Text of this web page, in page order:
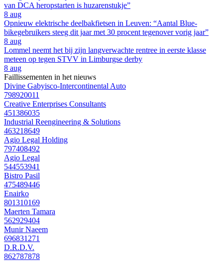
van DCA heropstarten is huzarenstukje”
8 aug
Opnieuw elektrische deelbakfietsen in Leuven: “Aantal Blue-
bikegebruikers steeg dit jaar met 30 procent tegenover vorig jaar”
8 aug
Lommel neemt het bij zijn langverwachte rentree in eerste klasse
meteen op tegen STVV in Limburgse derby
8 aug
Faillissementen in het nieuws
Divine Gabyisco-Intercontinental Auto
798920011
Creative Enterprises Consultants
451386035
Industrial Reengineering & Solutions
463218649
Agio Legal Holding
797408492
Agio Legal
544553941
Bistro Pasil
475489446
Enairko
801310169
Maerten Tamara
562929404
Munir Naeem
696831271
D.R.D.V.
862787878